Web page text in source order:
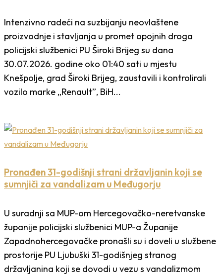
Intenzivno radeći na suzbijanju neovlaštene
proizvodnje i stavljanja u promet opojnih droga
policijski službenici PU Široki Brijeg su dana
30.07.2026. godine oko 01:40 sati u mjestu
Knešpolje, grad Široki Brijeg, zaustavili i kontrolirali
vozilo marke „Renault”, BiH...
Pronađen 31-godišnji strani državljanin koji se
sumnjiči za vandalizam u Međugorju
U suradnji sa MUP-om Hercegovačko-neretvanske
županije policijski službenici MUP-a Županije
Zapadnohercegovačke pronašli su i doveli u službene
prostorije PU Ljubuški 31-godišnjeg stranog
državljanina koji se dovodi u vezu s vandalizmom